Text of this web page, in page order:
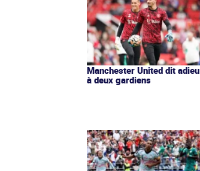
Manchester United dit adieu
à deux gardiens